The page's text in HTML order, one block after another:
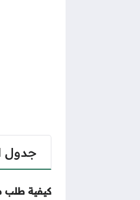
جدول
كيفية طلب